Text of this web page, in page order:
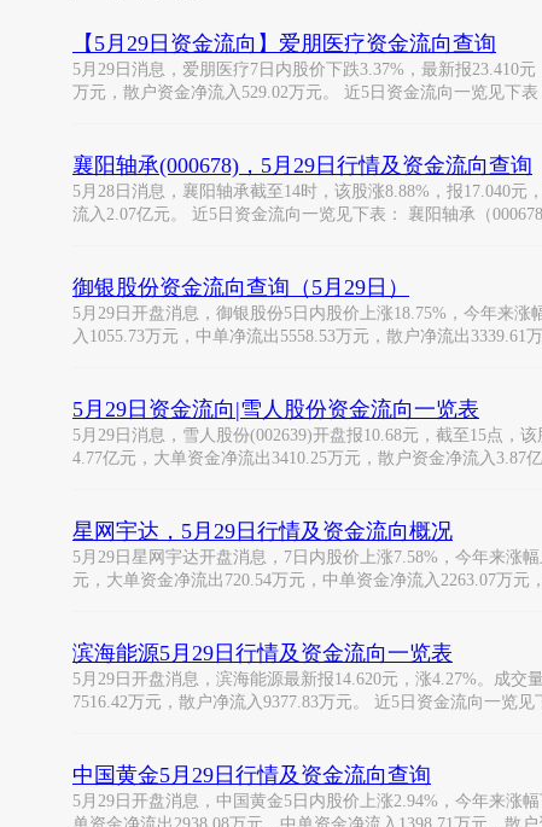
【5月29日资金流向】爱朋医疗资金流向查询
5月29日消息，爱朋医疗7日内股价下跌3.37%，最新报23.410
万元，散户资金净流入529.02万元。 近5日资金流向一览见下表
襄阳轴承(000678)，5月29日行情及资金流向查询
5月28日消息，襄阳轴承截至14时，该股涨8.88%，报17.040
流入2.07亿元。 近5日资金流向一览见下表： 襄阳轴承（
御银股份资金流向查询（5月29日）
5月29日开盘消息，御银股份5日内股价上涨18.75%，今年来
入1055.73万元，中单净流出5558.53万元，散户净流出3339.61
5月29日资金流向|雪人股份资金流向一览表
5月29日消息，雪人股份(002639)开盘报10.68元，截至15点，
4.77亿元，大单资金净流出3410.25万元，散户资金净流入3.87亿
星网宇达，5月29日行情及资金流向概况
5月29日星网宇达开盘消息，7日内股价上涨7.58%，今年来涨
元，大单资金净流出720.54万元，中单资金净流入2263.07万元
滨海能源5月29日行情及资金流向一览表
5月29日开盘消息，滨海能源最新报14.620元，涨4.27%。成交
7516.42万元，散户净流入9377.83万元。 近5日资金流向一览见
中国黄金5月29日行情及资金流向查询
5月29日开盘消息，中国黄金5日内股价上涨2.94%，今年来涨